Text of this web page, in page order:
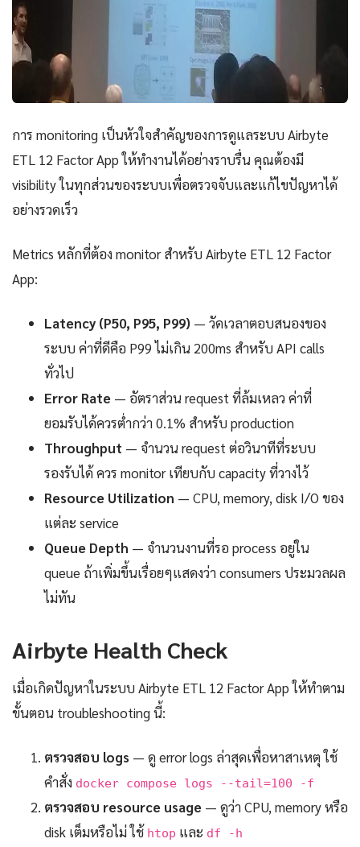
การ monitoring เป็นหัวใจสำคัญของการดูแลระบบ Airbyte
ETL 12 Factor App ให้ทำงานได้อย่างราบรื่น คุณต้องมี
visibility ในทุกส่วนของระบบเพื่อตรวจจับและแก้ไขปัญหาได้
อย่างรวดเร็ว
Metrics หลักที่ต้อง monitor สำหรับ Airbyte ETL 12 Factor
App:
Latency (P50, P95, P99) — วัดเวลาตอบสนองของ
ระบบ ค่าที่ดีคือ P99 ไม่เกิน 200ms สำหรับ API calls
ทั่วไป
Error Rate — อัตราส่วน request ที่ล้มเหลว ค่าที่
ยอมรับได้ควรต่ำกว่า 0.1% สำหรับ production
Throughput — จำนวน request ต่อวินาทีที่ระบบ
รองรับได้ ควร monitor เทียบกับ capacity ที่วางไว้
Resource Utilization — CPU, memory, disk I/O ของ
แต่ละ service
Queue Depth — จำนวนงานที่รอ process อยู่ใน
queue ถ้าเพิ่มขึ้นเรื่อยๆแสดงว่า consumers ประมวลผล
ไม่ทัน
Airbyte Health Check
เมื่อเกิดปัญหาในระบบ Airbyte ETL 12 Factor App ให้ทำตาม
ขั้นตอน troubleshooting นี้:
ตรวจสอบ logs — ดู error logs ล่าสุดเพื่อหาสาเหตุ ใช้
คำสั่ง docker compose logs --tail=100 -f
ตรวจสอบ resource usage — ดูว่า CPU, memory หรือ
disk เต็มหรือไม่ ใช้ htop และ df -h